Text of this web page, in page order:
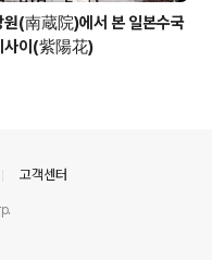
원(南蔵院)에서 본 일본수국
사이(紫陽花)
고객센터